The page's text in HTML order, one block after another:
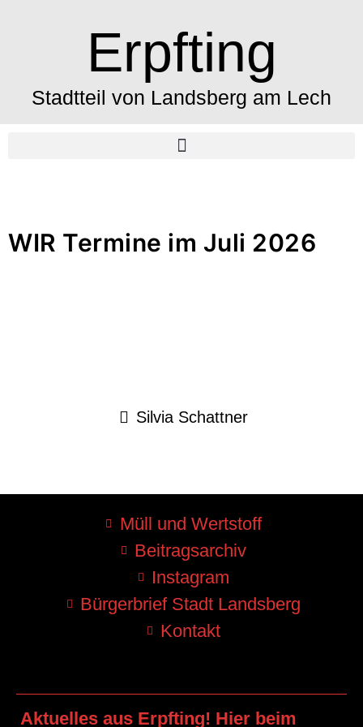
Erpfting
Stadtteil von Landsberg am Lech
WIR Termine im Juli 2026
Silvia Schattner
Müll und Wertstoff
Beitragsarchiv
Instagram
Bürgerbrief Stadt Landsberg
Kontakt
Aktuelles aus Erpfting! Hier beim